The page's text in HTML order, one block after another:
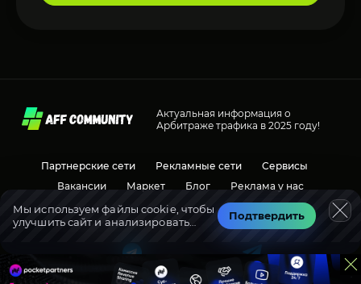
Актуальная информация о
Арбитраже трафика в 2025 году!
Партнерские сети Рекламные сети
Сервисы
Вакансии
Маркет Блог Реклама у нас
Социальные сети Обсуждения
Мы используем файлы cookie, чтобы
улучшить сайт и анализировать
Подтвердить